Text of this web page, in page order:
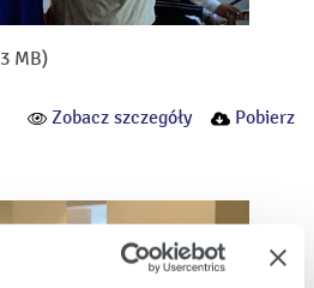
MB)
Zobacz szczegóły Pobierz